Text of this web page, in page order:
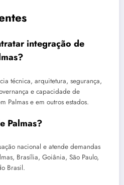
integração de
técnica, arquitetura, segurança,
e capacidade de
Palmas e em outros estados.
Palmas?
nacional e atende demandas
Brasília, Goiânia, São Paulo,
Brasil.